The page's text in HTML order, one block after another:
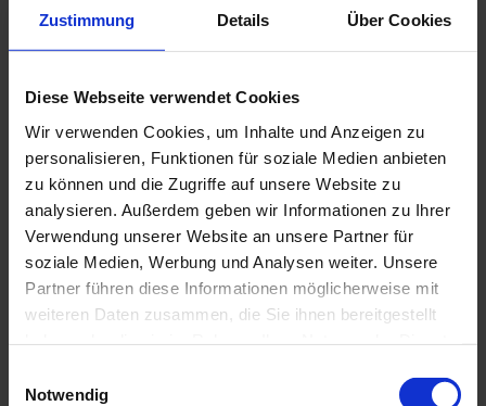
Zustimmung Details Über Cookies
Diese Webseite verwendet Cookies
Wir verwenden Cookies, um Inhalte und Anzeigen zu
personalisieren, Funktionen für soziale Medien anbieten
zu können und die Zugriffe auf unsere Website zu
analysieren. Außerdem geben wir Informationen zu Ihrer
Verwendung unserer Website an unsere Partner für
soziale Medien, Werbung und Analysen weiter. Unsere
Partner führen diese Informationen möglicherweise mit
weiteren Daten zusammen, die Sie ihnen bereitgestellt
Notwendig
Euniq 6
Auf die Fahrbatterie: 8 Jahre
Herstellergarantie oder bis zu 200.000
km (je nachdem, was zuerst erreicht
wird), bei einer Mindestkapazität von 70
%.
Auf das Fahrzeug: 5 Jahre
Herstellergarantie oder bis zu 100.000
km (je nachdem, was zuerst erreicht
wird)
innen